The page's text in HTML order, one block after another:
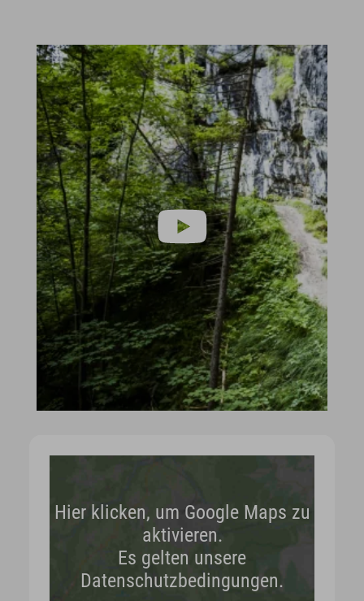
Hier klicken, um Google Maps zu
aktivieren.
Es gelten unsere
Datenschutzbedingungen.